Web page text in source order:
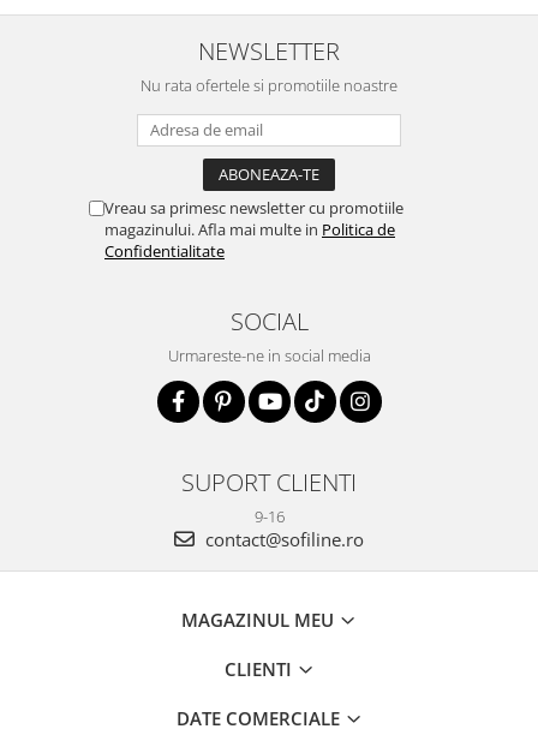
doua zi). RECOMAND SOFILINE!!!
NEWSLETTER
Nu rata ofertele si promotiile noastre
Vreau sa primesc newsletter cu promotiile
magazinului. Afla mai multe in Politica de
Confidentialitate
SOCIAL
Urmareste-ne in social media
SUPORT CLIENTI
9-16
contact@sofiline.ro
MAGAZINUL MEU
CLIENTI
DATE COMERCIALE